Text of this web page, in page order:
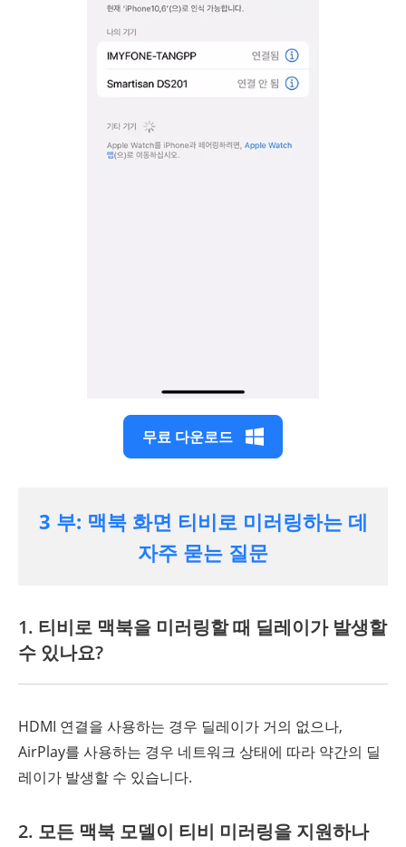
무료 다운로드
3 부: 맥북 화면 티비로 미러링하는 데
자주 묻는 질문
1. 티비로 맥북을 미러링할 때 딜레이가 발생할
수 있나요?
HDMI 연결을 사용하는 경우 딜레이가 거의 없으나,
AirPlay를 사용하는 경우 네트워크 상태에 따라 약간의 딜
레이가 발생할 수 있습니다.
2. 모든 맥북 모델이 티비 미러링을 지원하나